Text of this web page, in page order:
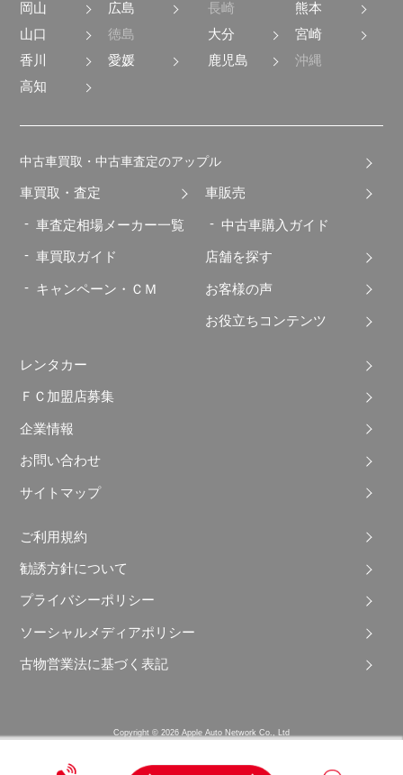
岡山
広島
山口
徳島
香川
愛媛
高知
長崎
熊本
大分
宮崎
鹿児島
沖縄
中古車買取・中古車査定のアップル
車買取・査定
車査定相場メーカー一覧
車買取ガイド
キャンペーン・ＣＭ
車販売
中古車購入ガイド
店舗を探す
お客様の声
お役立ちコンテンツ
レンタカー
ＦＣ加盟店募集
企業情報
お問い合わせ
サイトマップ
ご利用規約
勧誘方針について
プライバシーポリシー
ソーシャルメディアポリシー
古物営業法に基づく表記
Copyright © 2026 Apple Auto Network Co., Ltd